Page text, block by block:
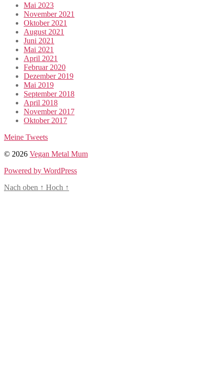
Mai 2023
November 2021
Oktober 2021
August 2021
Juni 2021
Mai 2021
April 2021
Februar 2020
Dezember 2019
Mai 2019
September 2018
April 2018
November 2017
Oktober 2017
Meine Tweets
© 2026 Vegan Metal Mum
Powered by WordPress
Nach oben ↑ Hoch ↑